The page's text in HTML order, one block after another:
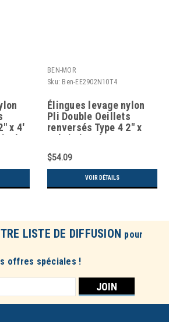
x 4'
BEN-MOR
Sku: Ben-EE2902N10T4
Élingues levage nylon
Pli Double Oeillets
renversés Type 4 2" x
10' Limite charge
$54.09
VOIR DÉTAILS
LISTE DE DIFFUSION pour
offres spéciales !